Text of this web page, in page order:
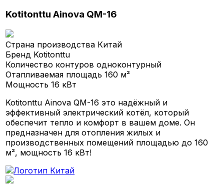
Kotitonttu Ainova QM-16
Страна производства Китай
Бренд Kotitonttu
Количество контуроводноконтурный
Отапливаемая площадь160 м²
Мощность16 кВт
Kotitonttu Ainova QM-16 это надёжный и
эффективный электрический котёл, который
обеспечит тепло и комфорт в вашем доме. Он
предназначен для отопления жилых и
производственных помещений площадью до 160
м², мощность 16 кВт!